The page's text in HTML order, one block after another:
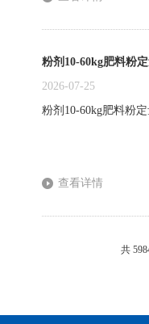
粉剂10-60kg肥料粉
2026-07-25
粉剂10-60kg肥料粉
查看详情
共